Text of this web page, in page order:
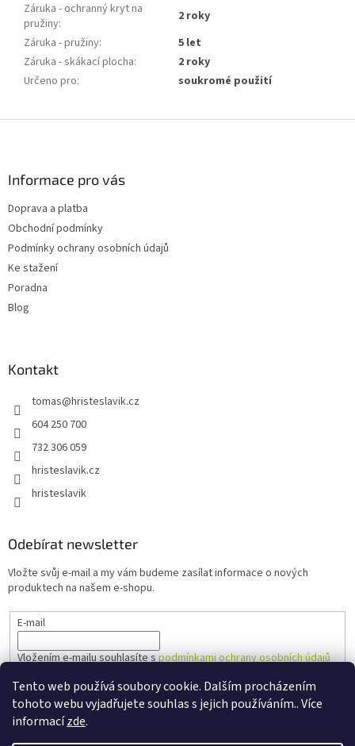
Tento web používá soubory cookie. Dalším procházením
tohoto webu vyjadřujete souhlas s jejich používáním.. Více
informacízde.
Záruka - ochranný kryt na
pružiny:
2 roky
Záruka - pružiny:
5 let
Záruka - skákací plocha:
2 roky
Určeno pro: soukromé použití
Informace pro vás
Doprava a platba
Obchodní podmínky
Podmínky ochrany osobních údajů
Ke stažení
Poradna
Blog
Kontakt
tomas@hristeslavik.cz
604 250 700
732 306 059
hristeslavik.cz
hristeslavik
Odebírat newsletter
Vložte svůj e-mail a my vám budeme zasílat informace o nových
produktech na našem e-shopu.
E-mail
Vložením e-mailu souhlasíte spodmínkami ochrany osobních údajů
PŘIHLÁSIT SE